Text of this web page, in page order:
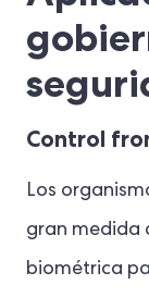
Control
Los
gran medida
biométrica